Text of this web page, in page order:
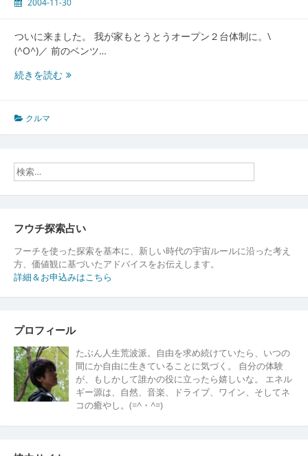
2004-11-30
ついに来ました。 我が家もとうとうオープン２台体制に。\
(^O^)／ 前のベンツ…
続きを読むオ
バ
クルマ
フウチ探索占い
フーチを使った探索を基本に、新しい時代の宇宙ルールに沿った考え
方、価値観に基づいたアドバイスをお伝えします。
詳細＆お申込みはこちら
プロフィール
たぶん人生荒波派。自由を求め続けていたら、いつの
間にか自由に生きていることに気づく。 自分の体験
が、もしかして誰かの役に立ったら嬉しいな。 エネル
ギー源は、自然、音楽、ドライブ、ワイン、そしてネ
コの癒やし。(=^・^=)